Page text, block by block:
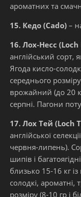
ароматних та
15. Кедо (Сado) –
16. Лох-Несс (Loch
англійський сорт,
Ягода кисло-
середнього
врожайний (до 20
серпні. Пагони
17. Лох Тей (Loch
англійської
червня-липень).
шипів і
близько 15-16 кг
солодкі, ароматні,
розміру (8-10 гр і